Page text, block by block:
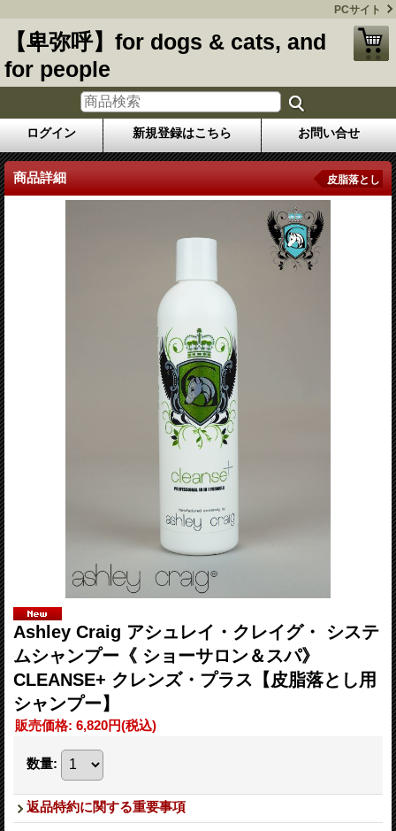
PCサイト
【卑弥呼】for dogs & cats, and
for people
ログイン 新規登録はこちら お問い合せ
商品詳細 皮脂落とし
Ashley Craig アシュレイ・クレイグ・ システ
ムシャンプー《 ショーサロン＆スパ》
CLEANSE+ クレンズ・プラス【皮脂落とし用
シャンプー】
販売価格: 6,820円(税込)
数量:
返品特約に関する重要事項